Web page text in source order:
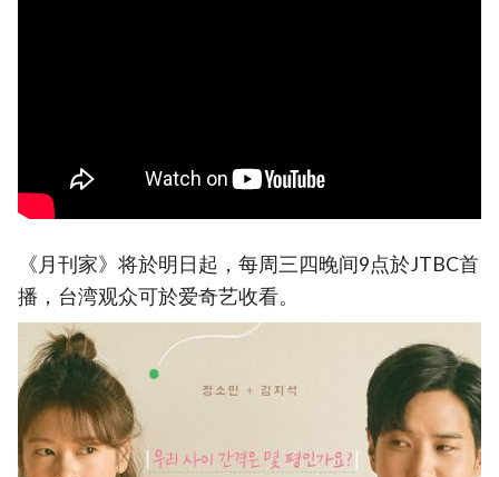
《月刊家》将於明日起，每周三四晚间9点於JTBC首
播，台湾观众可於爱奇艺收看。